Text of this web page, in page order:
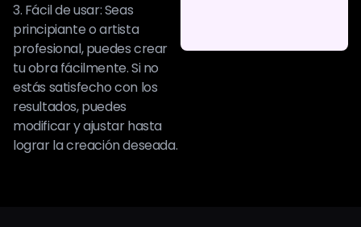
3. Fácil de usar: Seas
principiante o artista
profesional, puedes crear
tu obra fácilmente. Si no
estás satisfecho con los
resultados, puedes
modificar y ajustar hasta
lograr la creación deseada.